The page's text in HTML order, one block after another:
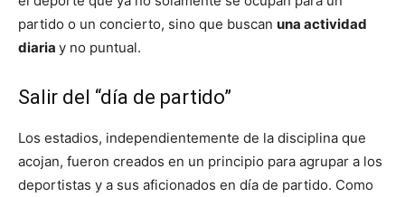
partido o un concierto, sino que buscan una actividad
diaria y no puntual.
Salir del “día de partido”
Los estadios, independientemente de la disciplina que
acojan, fueron creados en un principio para agrupar a los
deportistas y a sus aficionados en día de partido. Como